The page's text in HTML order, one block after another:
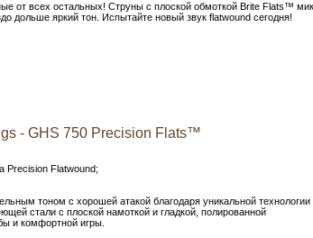
от всех остальных! Струны с плоской обмоткой Brite Flats™
дольше яркий тон. Испытайте новый звук flatwound сегодня!
- GHS 750 Precision Flats™
Precision Flatwound;
тоном с хорошей атакой благодаря уникальной технологии
стали с плоской намоткой и гладкой, полированной
и комфортной игры.